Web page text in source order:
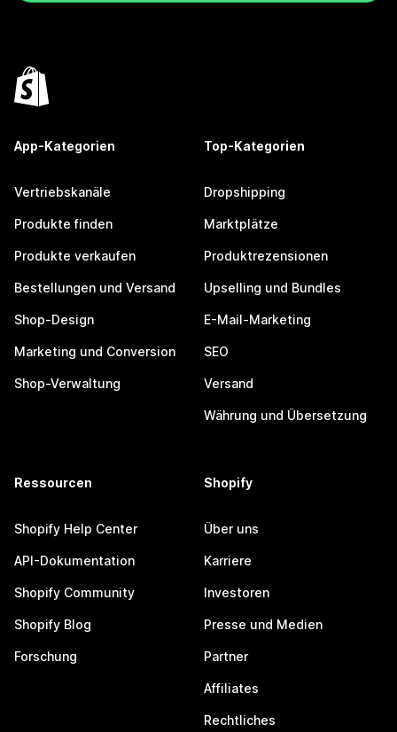
App-Kategorien
Vertriebskanäle
Produkte finden
Produkte verkaufen
Bestellungen und Versand
Shop-Design
Marketing und Conversion
Shop-Verwaltung
Top-Kategorien
Dropshipping
Marktplätze
Produktrezensionen
Upselling und Bundles
E-Mail-Marketing
SEO
Versand
Währung und Übersetzung
Ressourcen
Shopify Help Center
API-Dokumentation
Shopify Community
Shopify Blog
Forschung
Shopify
Über uns
Karriere
Investoren
Presse und Medien
Partner
Affiliates
Rechtliches